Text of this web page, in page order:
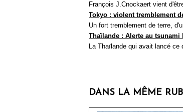
François J.Cnockaert vient
Tokyo : violent tremblement
Un fort tremblement de terre,
Thaïlande : Alerte au tsunami
La Thaïlande qui avait lancé ce
DANS LA MÊME